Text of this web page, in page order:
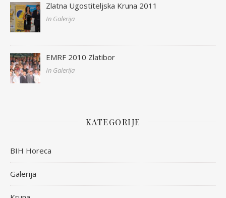
Zlatna Ugostiteljska Kruna 2011
In Galerija
EMRF 2010 Zlatibor
In Galerija
KATEGORIJE
BIH Horeca
Galerija